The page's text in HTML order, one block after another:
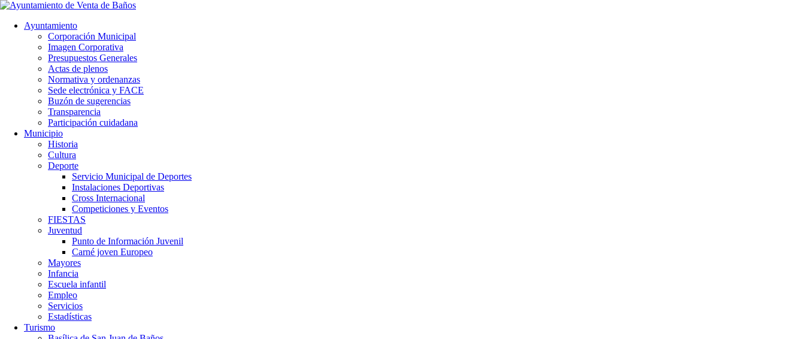
Ayuntamiento
Corporación Municipal
Imagen Corporativa
Presupuestos Generales
Actas de plenos
Normativa y ordenanzas
Sede electrónica y FACE
Buzón de sugerencias
Transparencia
Participación cuidadana
Municipio
Historia
Cultura
Deporte
Servicio Municipal de Deportes
Instalaciones Deportivas
Cross Internacional
Competiciones y Eventos
FIESTAS
Juventud
Punto de Información Juvenil
Carné joven Europeo
Mayores
Infancia
Escuela infantil
Empleo
Servicios
Estadísticas
Turismo